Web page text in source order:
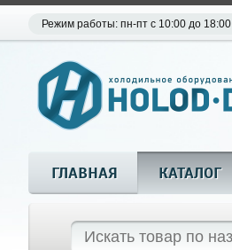
Режим работы: пн-пт с 10:00 до 18:00
ГЛАВНАЯ КАТАЛОГ